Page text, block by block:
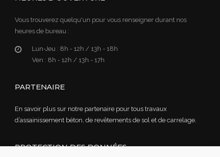
Vous trouverez quelqu'un pour vous renseigner durant nos
heures de bureau :
Lun-Jeu : 8h - 12h / 13h - 18h
Ven : 8h - 12h / 13h - 17h
PARTENAIRE
En savoir plus sur notre partenaire pour tous travaux
d’assainissement béton, de revêtements de sol et de carrelage.
PROTECTION DES DONNÉES